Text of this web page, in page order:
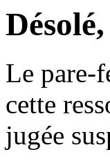
Le pare-
cette
jugée